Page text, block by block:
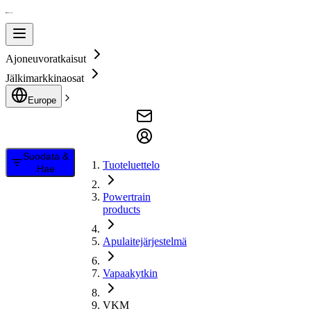
Ajoneuvoratkaisut
Jälkimarkkinaosat
Europe
Suodata &
Hae
Tuoteluettelo
Powertrain
products
Apulaitejärjestelmä
Vapaakytkin
VKM